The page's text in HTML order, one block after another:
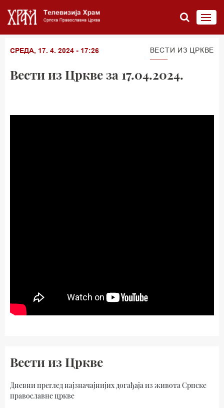
СРЕДА, 17. 4. 2024 - 17:26 ВЕСТИ ИЗ ЦРКВЕ
Вести из Цркве за 17.04.2024.
Вести из Цркве
Дневни преглед најзначајнијих догађаја из живота Српске
православне цркве